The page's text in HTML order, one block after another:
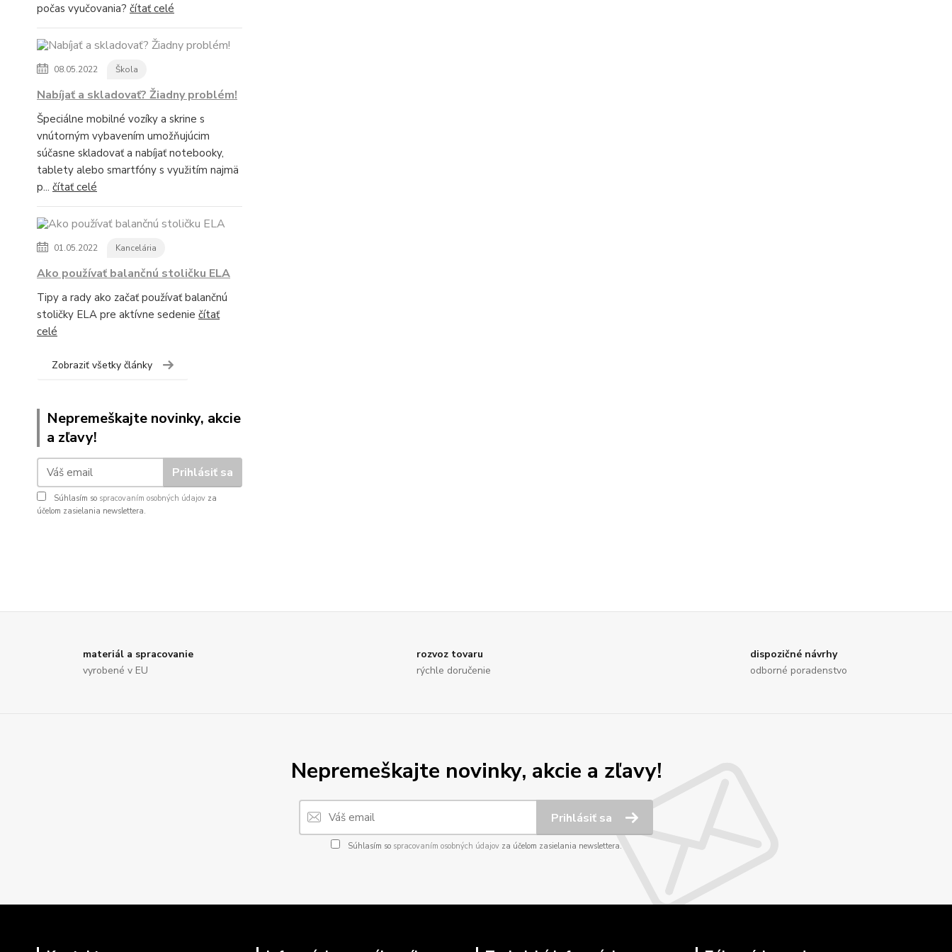
počas vyučovania? čítať celé
08.05.2022 Škola
Nabíjať a skladovať? Žiadny problém!
Špeciálne mobilné vozíky a skrine s
vnútorným vybavením umožňujúcim
súčasne skladovať a nabíjať notebooky,
tablety alebo smartfóny s využitím najmä
p... čítať celé
01.05.2022 Kancelária
Ako používať balančnú stoličku ELA
Tipy a rady ako začať používať balančnú
stoličky ELA pre aktívne sedenie čítať
celé
Zobraziť všetky články
Nepremeškajte novinky, akcie
a zľavy!
Prihlásiť sa
Súhlasím so spracovaním osobných údajov za
účelom zasielania newslettera.
materiál a spracovanie
vyrobené v EU
rozvoz tovaru
rýchle doručenie
dispozičné návrhy
odborné poradenstvo
Nepremeškajte novinky, akcie a zľavy!
Prihlásiť sa
Súhlasím so spracovaním osobných údajovza účelom zasielania newslettera.